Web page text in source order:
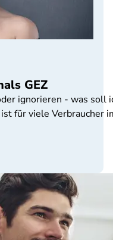
GEZ
ignorieren - was soll
für viele Verbraucher